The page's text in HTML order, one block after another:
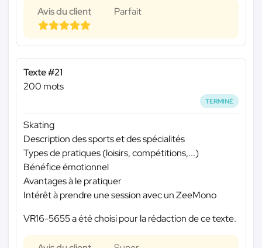
Avis du client Parfait
Texte #21
200 mots
TERMINÉ
Skating
Description des sports et des spécialités
Types de pratiques (loisirs, compétitions,...)
Bénéfice émotionnel
Avantages à le pratiquer
Intérêt à prendre une session avec un ZeeMono
VR16-5655 a été choisi pour la rédaction de ce texte.